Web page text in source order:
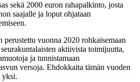
sekä 2000 euron rahapalkinto, josta
saajalle ja loput ohjataan
vuonna 2020 rohkaisemaan
aktiivista toimijuutta,
ja tunnistamaan
versoja. Ehdokkaita tämän vuoden
yksi.